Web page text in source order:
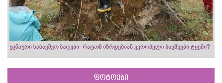
უცნაური საბავშვო ბაღები- რატომ იზრდებიან ევროპელი ბავშვები ტყეში?
ფოტოები